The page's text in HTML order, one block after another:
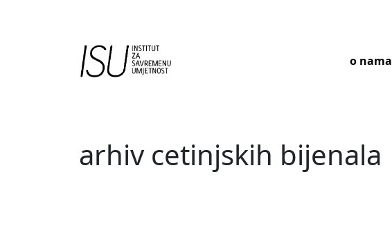
Main Navigation o nama
arhiv cetinjskih bijenala